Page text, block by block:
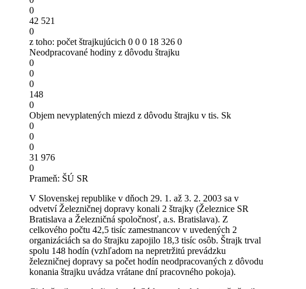
0
42 521
0
z toho: počet štrajkujúcich 0 0 0 18 326 0
Neodpracované hodiny z dôvodu štrajku
0
0
0
148
0
Objem nevyplatených miezd z dôvodu štrajku v tis. Sk
0
0
0
31 976
0
Prameň: ŠÚ SR
V Slovenskej republike v dňoch 29. 1. až 3. 2. 2003 sa v
odvetví Železničnej dopravy konali 2 štrajky (Železnice SR
Bratislava a Železničná spoločnosť, a.s. Bratislava). Z
celkového počtu 42,5 tisíc zamestnancov v uvedených 2
organizáciách sa do štrajku zapojilo 18,3 tisíc osôb. Štrajk trval
spolu 148 hodín (vzhľadom na nepretržitú prevádzku
železničnej dopravy sa počet hodín neodpracovaných z dôvodu
konania štrajku uvádza vrátane dní pracovného pokoja).